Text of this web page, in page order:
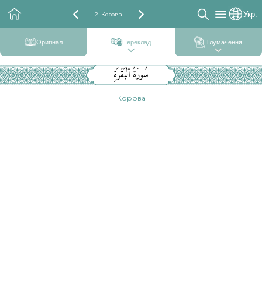
2. Корова Укр.
Оригінал Переклад Тлумачення
سُورَةُ ٱلْبَقَرَةِ
Корова